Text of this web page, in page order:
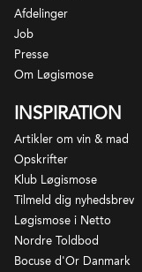
Afdelinger
Job
Presse
Om Løgismose
INSPIRATION
Artikler om vin & mad
Opskrifter
Klub Løgismose
Tilmeld dig nyhedsbrev
Løgismose i Netto
Nordre Toldbod
Bocuse d'Or Danmark